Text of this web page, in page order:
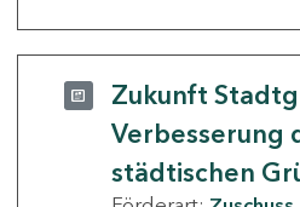
Zukunft
Verbesserung
städtischen